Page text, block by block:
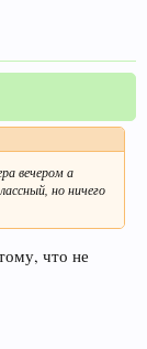
вечером а
но ничего
что не